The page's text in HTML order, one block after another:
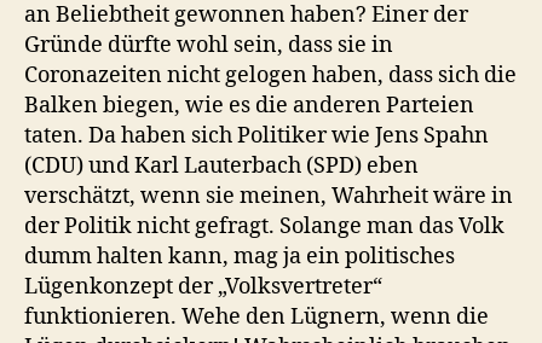
an Beliebtheit gewonnen haben? Einer der
Gründe dürfte wohl sein, dass sie in
Coronazeiten nicht gelogen haben, dass sich die
Balken biegen, wie es die anderen Parteien
taten. Da haben sich Politiker wie Jens Spahn
(CDU) und Karl Lauterbach (SPD) eben
verschätzt, wenn sie meinen, Wahrheit wäre in
der Politik nicht gefragt. Solange man das Volk
dumm halten kann, mag ja ein politisches
Lügenkonzept der „Volksvertreter“
funktionieren. Wehe den Lügnern, wenn die